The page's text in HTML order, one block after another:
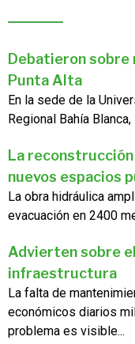
Debatieron sobre
Punta Alta
En la sede de la
Regional Bahía
La
nuevos espacios
La obra hidráulica
evacuación en 2400
Advierten sobre
infraestructura
La falta de
económicos diarios
problema es visible...